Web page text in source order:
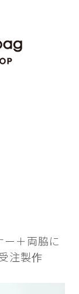
ー＋両脇に
注製作